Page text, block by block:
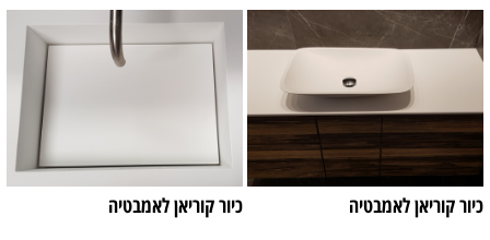
כיור קוריאן לאמבטיה כיור קוריאן לאמבטיה